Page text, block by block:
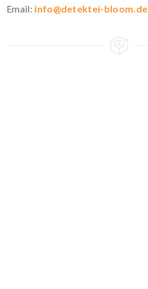
Email: info@detektei-bloom.de